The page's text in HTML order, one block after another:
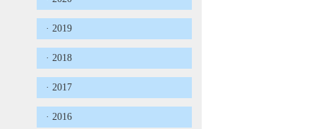
· 2019
· 2018
· 2017
· 2016